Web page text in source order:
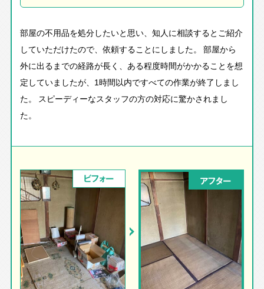
部屋の不用品を処分したいと思い、知人に相談するとご紹介
していただけたので、依頼することにしました。 部屋から
外に出るまでの経路が長く、ある程度時間がかかることを想
定していましたが、1時間以内ですべての作業が終了しまし
た。 スピーディーなスタッフの方の対応に驚かされまし
た。
ビフォー アフター